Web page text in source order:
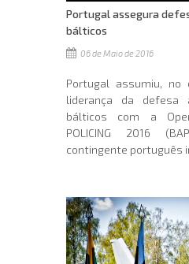
Portugal assegura
bálticos
06 de Maio de 2016
Portugal assumiu,
liderança da defesa
bálticos com a
POLICING 2016
contingente português